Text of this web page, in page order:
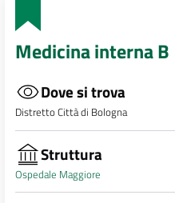
Medicina interna B
Dove si trova
Distretto Città di Bologna
Struttura
Ospedale Maggiore